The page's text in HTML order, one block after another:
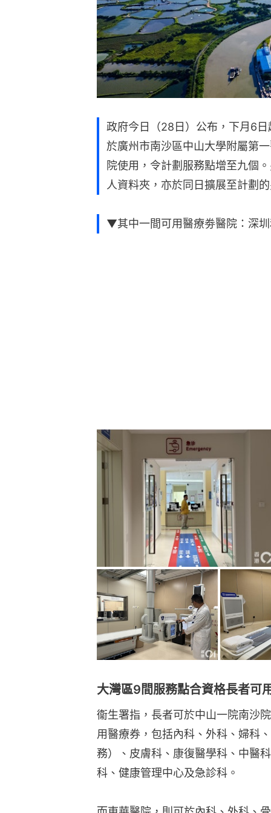
政府今日（28日）公布，下月6
於廣州市南沙區中山大學附屬第
院使用，令計劃服務點增至九個
人資料夾，亦於同日擴展至計劃
▼其中一間可用醫療劵醫院：深
大灣區9間服務點合資格長者可
衞生署指，長者可於中山一院南沙
用醫療券，包括內科、外科、婦科
務）、皮膚科、康復醫學科、中醫
科、健康管理中心及急診科。